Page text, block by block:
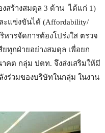
งสร้างสมดุล 3 ด้าน ได้แก่ 1)
ะแข่งขันได้ (Affordability/
หารจัดการต้องโปร่งใส ตรวจ
ทุกฝ่ายอย่างสมดุล เพื่อยก
คต กลุ่ม ปตท. จึงส่งเสริมให้มี
ร่วมของบริษัทในกลุ่ม ในงาน